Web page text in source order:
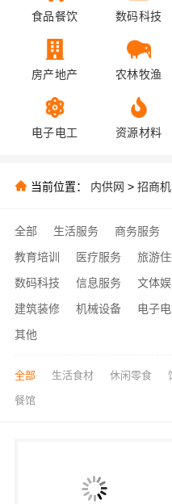
食品餐饮 数码科技
房产地产 农林牧渔
电子电工 资源材料
当前位置： 内供网 > 招商机
全部 生活服务 商务服务
教育培训
医疗服务 旅游
数码科技
信息服务 文体
建筑装修
机械设备 电子
其他
全部 生活食材 休闲零食
餐馆